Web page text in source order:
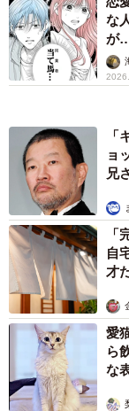
【女性】元恋人とよ
続いて、「別れ
426人に「元恋人
ろ、男性は30％
と回答しました。
「よりを戻した
いときの心理」を
思い出を思い出し
ら」（男性29歳
「自分から別れ
悔している」（女
な
が
「
ョ
兄
「
自
才
愛
ら
な